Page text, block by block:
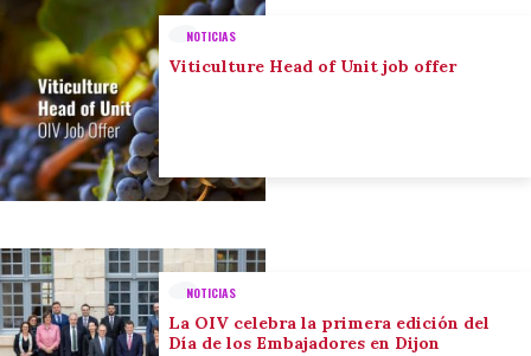
NOTICIAS
Viticulture Head of Unit job offer
NOTICIAS
La OIV celebra la primera edición del
Día de los Embajadores en Dijon